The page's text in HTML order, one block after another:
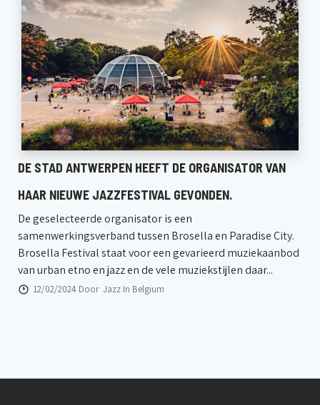
DE STAD ANTWERPEN HEEFT DE ORGANISATOR VAN
HAAR NIEUWE JAZZFESTIVAL GEVONDEN.
De geselecteerde organisator is een
samenwerkingsverband tussen Brosella en Paradise City.
Brosella Festival staat voor een gevarieerd muziekaanbod
van urban etno en jazz en de vele muziekstijlen daar...
12/02/2024 Door Jazz In Belgium